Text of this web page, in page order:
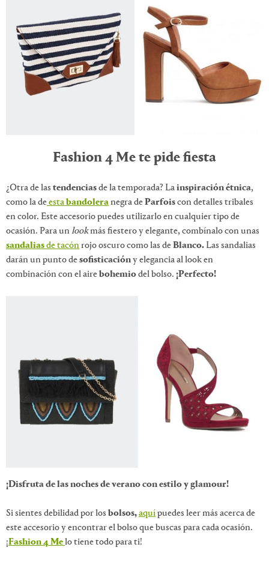
Fashion 4 Me te pide fiesta
¿Otra de las tendenciasde la temporada? Lainspiración étnica,
como la deestabandoleranegra deParfoiscon detalles tribales
en color. Este accesorio puedes utilizarlo en cualquier tipo de
ocasión. Para unlookmás fiestero y elegante, combínalo con unas
sandaliasde tacónrojo oscuro como las deBlanco. Las sandalias
darán un punto desofisticacióny elegancia al look en
combinación con el airebohemiodel bolso. ¡Perfecto!
¡Disfruta de las noches de verano con estilo y glamour!
Si sientes debilidad por los bolsos,aquípuedes leer más acerca de
este accesorio y encontrar el bolso que buscas para cada ocasión.
¡Fashion 4 Melo tiene todo para ti!